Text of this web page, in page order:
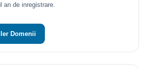
an de inregistrare.
Domenii